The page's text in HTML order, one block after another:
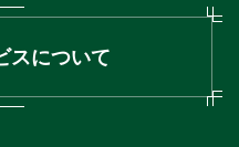
スについて